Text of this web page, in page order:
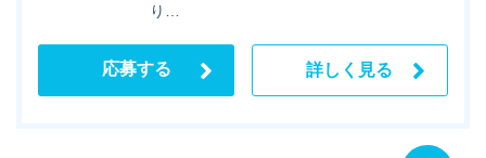
り…
応募する 詳しく見る